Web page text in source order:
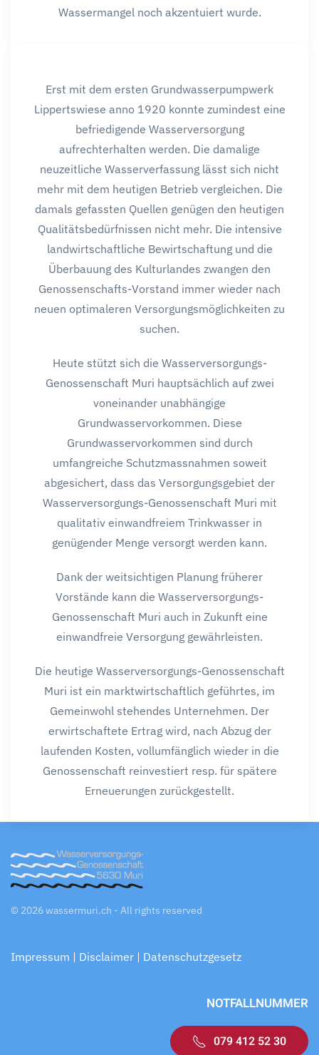
Wassermangel noch akzentuiert wurde.
Erst mit dem ersten Grundwasserpumpwerk
Lippertswiese anno 1920 konnte zumindest eine
befriedigende Wasserversorgung
aufrechterhalten werden. Die damalige
neuzeitliche Wasserverfassung lässt sich nicht
mehr mit dem heutigen Betrieb vergleichen. Die
damals gefassten Quellen genügen den heutigen
Qualitätsbedürfnissen nicht mehr. Die intensive
landwirtschaftliche Bewirtschaftung und die
Überbauung des Kulturlandes zwangen den
Genossenschafts-Vorstand immer wieder nach
neuen optimaleren Versorgungsmöglichkeiten zu
suchen.
Heute stützt sich die Wasserversorgungs-
Genossenschaft Muri hauptsächlich auf zwei
voneinander unabhängige
Grundwasservorkommen. Diese
Grundwasservorkommen sind durch
umfangreiche Schutzmassnahmen soweit
abgesichert, dass das Versorgungsgebiet der
Wasserversorgungs-Genossenschaft Muri mit
qualitativ einwandfreiem Trinkwasser in
genügender Menge versorgt werden kann.
Dank der weitsichtigen Planung früherer
Vorstände kann die Wasserversorgungs-
Genossenschaft Muri auch in Zukunft eine
einwandfreie Versorgung gewährleisten.
Die heutige Wasserversorgungs-Genossenschaft
Muri ist ein marktwirtschaftlich geführtes, im
Gemeinwohl stehendes Unternehmen. Der
erwirtschaftete Ertrag wird, nach Abzug der
laufenden Kosten, vollumfänglich wieder in die
Genossenschaft reinvestiert resp. für spätere
Erneuerungen zurückgestellt.
© 2026wassermuri.ch - All rights reserved
Impressum | Disclaimer | Datenschutzgesetz
NOTFALLNUMMER
079 412 52 30